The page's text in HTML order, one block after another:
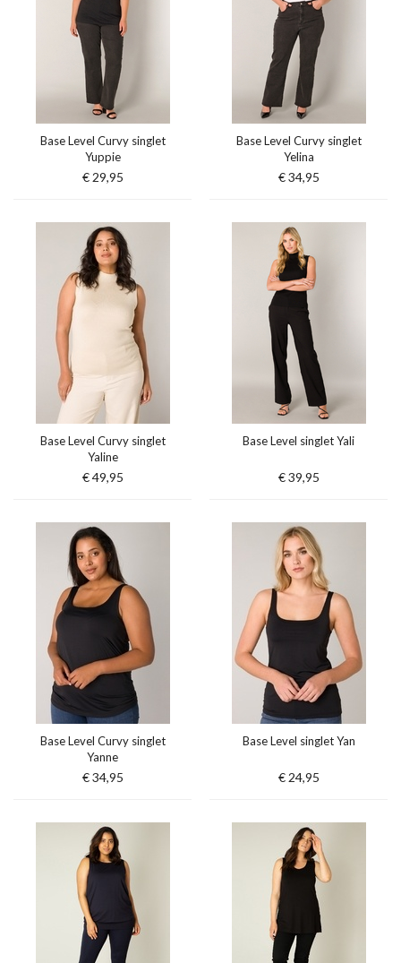
Base Level Curvy singlet
Yuppie
€ 29,95
Base Level Curvy singlet
Yelina
€ 34,95
Base Level Curvy singlet
Yaline
€ 49,95
Base Level singlet Yali
€ 39,95
Base Level Curvy singlet
Yanne
€ 34,95
Base Level singlet Yan
€ 24,95